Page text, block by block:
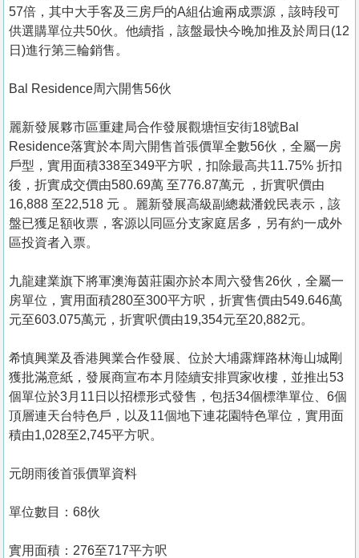
57倍，其中大手客及三房戶的A組佔逾兩成票源，該時段可
供選購單位共50伙。他續指，該盤最快今晚加推及於周日(12
日)進行第三輪銷售。
Bal Residence周六開售56伙
麗新發展夥市區重建局合作發展觀塘恒安街18號Bal
Residence落實於本周六開售首張價單全數56伙，全屬一房
戶型，實用面積338至349平方呎，扣除最高共11.75% 折扣
後，折實成交價由580.69萬 至776.87萬元 ，折實呎價由
16,888 至22,518 元 。麗新發展高級副總裁潘銳民表示，該
盤已獲足額收票，客源以同區分支家庭居多，另有約一成外
區投資者入票。
九龍建業旗下將軍澳海茵莊園亦於本周六發售26伙，全屬一
房單位，實用面積280至300平方呎，折實售價由549.646萬
元至603.075萬元，折實呎價由19,354元至20,882元。
希慎興業及香港興業合作發展、位於大埔露輝路林海山城剛
獲批滿意紙，發展商宣布本月陸續安排買家收樓，並推出53
個單位於3月11日以招標形式發售，包括34個標準單位、6個
頂層連天台特色戶，以及11個地下連花園特色單位，實用面
積由1,028至2,745平方呎。
元朗雨後首張價單資料
單位數目：68伙
實用面積：276至717平方呎